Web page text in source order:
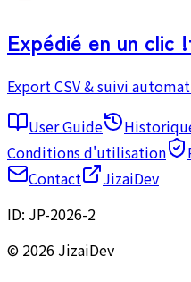
Expédié en un clic !
Export CSV & suivi
User Guide
Conditions d'utilisation
Contact
JizaiDev
ID: JP-2026-2
© 2026 JizaiDev